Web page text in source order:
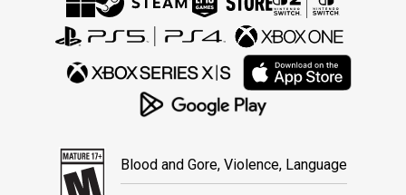
Blood and Gore, Violence, Language